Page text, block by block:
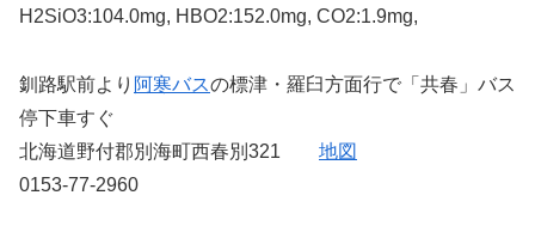
H2SiO3:104.0mg, HBO2:152.0mg, CO2:1.9mg,
釧路駅前より 阿寒バスの標津・羅臼方面行で「共春」バス
停下車すぐ
北海道野付郡別海町西春別321 地図
0153-77-2960